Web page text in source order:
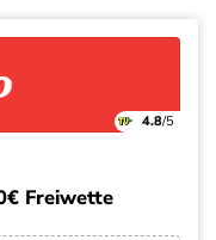
4.8/5
Freiwette